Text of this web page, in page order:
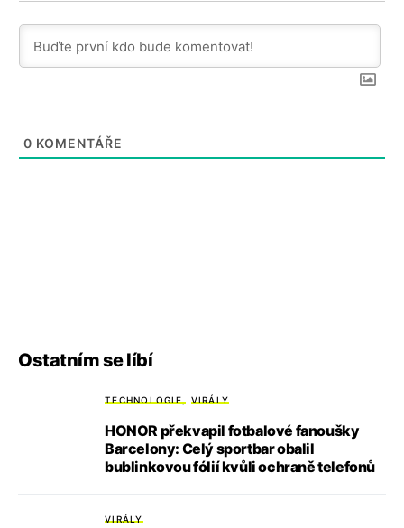
0 KOMENTÁŘE
Ostatním se líbí
TECHNOLOGIE VIRÁLY
HONOR překvapil fotbalové fanoušky
Barcelony: Celý sportbar obalil
bublinkovou fólií kvůli ochraně telefonů
VIRÁLY